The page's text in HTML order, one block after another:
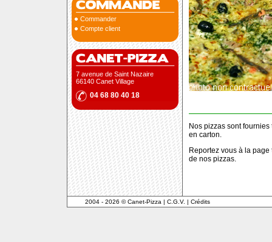
Nos pizzas sont
en carton.
Reportez vous à la page
de nos pizzas.
Commander
Compte client
7 avenue de Saint Nazaire
66140 Canet Village
04 68 80 40 18
2004 - 2026 © Canet-Pizza | C.G.V. | Crédits